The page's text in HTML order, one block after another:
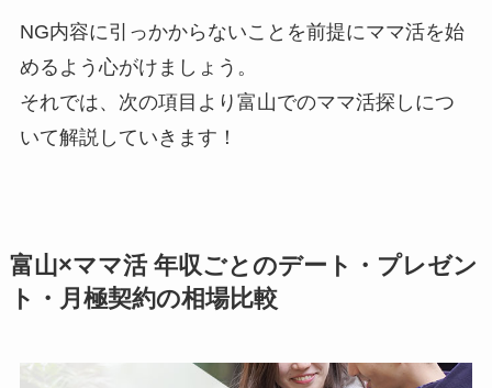
NG内容に引っかからないことを前提にママ活を始
めるよう心がけましょう。
それでは、次の項目より富山でのママ活探しにつ
いて解説していきます！
富山×ママ活 年収ごとのデート・プレゼン
ト・月極契約の相場比較